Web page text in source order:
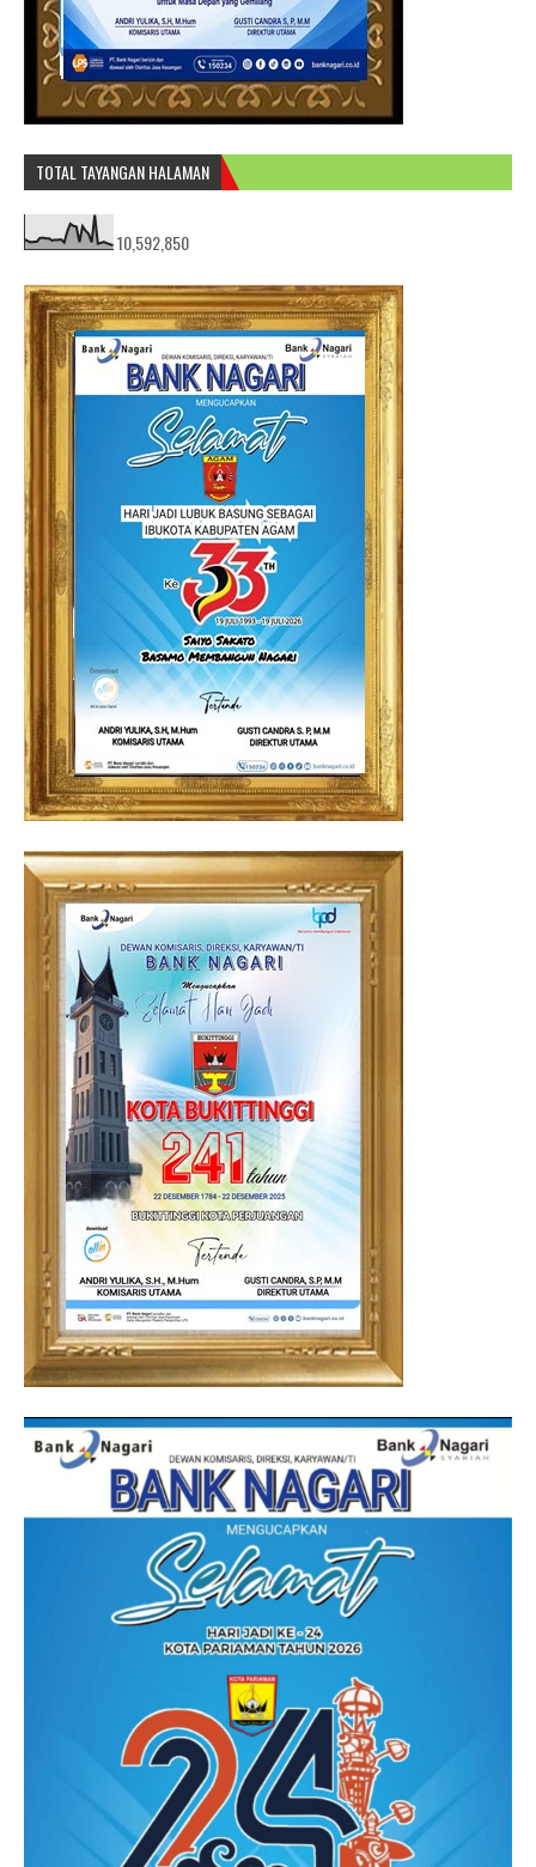
TOTAL TAYANGAN HALAMAN
10,592,850